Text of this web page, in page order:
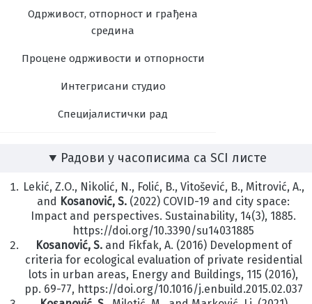
Одрживост, отпорност и грађена
средина
Процене одрживости и отпорности
Интегрисани студио
Специјалистички рад
Радови у часописима са SCI листе
Lekić, Z.O., Nikolić, N., Folić, B., Vitošević, B., Mitrović, A.,
and Kosanović, S. (2022) COVID-19 and city space:
Impact and perspectives. Sustainability, 14(3), 1885.
https://doi.org/10.3390/su14031885
Kosanović, S. and Fikfak, A. (2016) Development of
criteria for ecological evaluation of private residential
lots in urban areas, Energy and Buildings, 115 (2016),
pp. 69-77, https://doi.org/10.1016/j.enbuild.2015.02.037